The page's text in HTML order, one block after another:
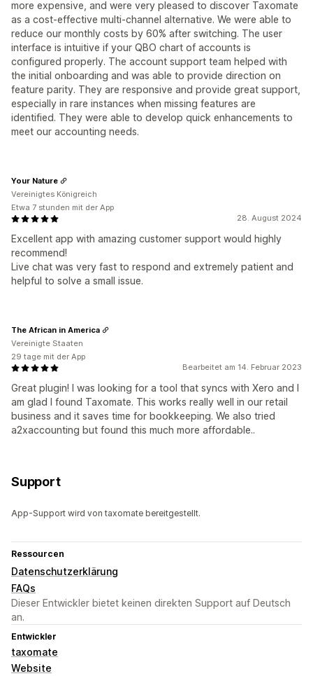
more expensive, and were very pleased to discover Taxomate
as a cost-effective multi-channel alternative. We were able to
reduce our monthly costs by 60% after switching. The user
interface is intuitive if your QBO chart of accounts is
configured properly. The account support team helped with
the initial onboarding and was able to provide direction on
feature parity. They are responsive and provide great support,
especially in rare instances when missing features are
identified. They were able to develop quick enhancements to
meet our accounting needs.
28. August 2024
Excellent app with amazing customer support would highly
recommend!
Live chat was very fast to respond and extremely patient and
helpful to solve a small issue.
Your Nature
Vereinigtes Königreich
Etwa 7 stunden mit der App
Bearbeitet am 14. Februar 2023
Great plugin! I was looking for a tool that syncs with Xero and I
am glad I found Taxomate. This works really well in our retail
business and it saves time for bookkeeping. We also tried
a2xaccounting but found this much more affordable..
The African in America
Vereinigte Staaten
29 tage mit der App
Support
App-Support wird von taxomate bereitgestellt.
Ressourcen
Datenschutzerklärung
FAQs
Dieser Entwickler bietet keinen direkten Support auf Deutsch
an.
Entwickler
taxomate
Website